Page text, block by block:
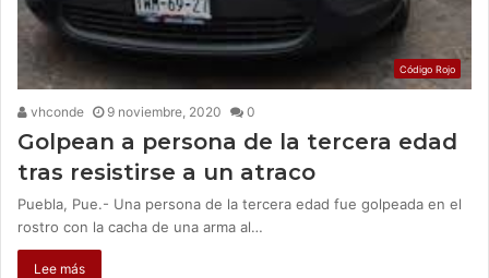
Código Rojo
vhconde 9 noviembre, 2020 0
Golpean a persona de la tercera edad
tras resistirse a un atraco
Puebla, Pue.- Una persona de la tercera edad fue golpeada en el
rostro con la cacha de una arma al…
Lee más